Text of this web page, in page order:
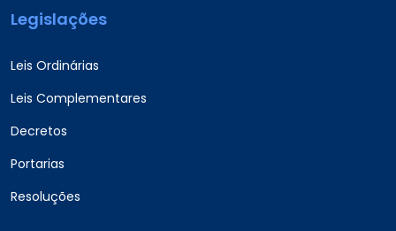
Legislações
Leis Ordinárias
Leis Complementares
Decretos
Portarias
Resoluções